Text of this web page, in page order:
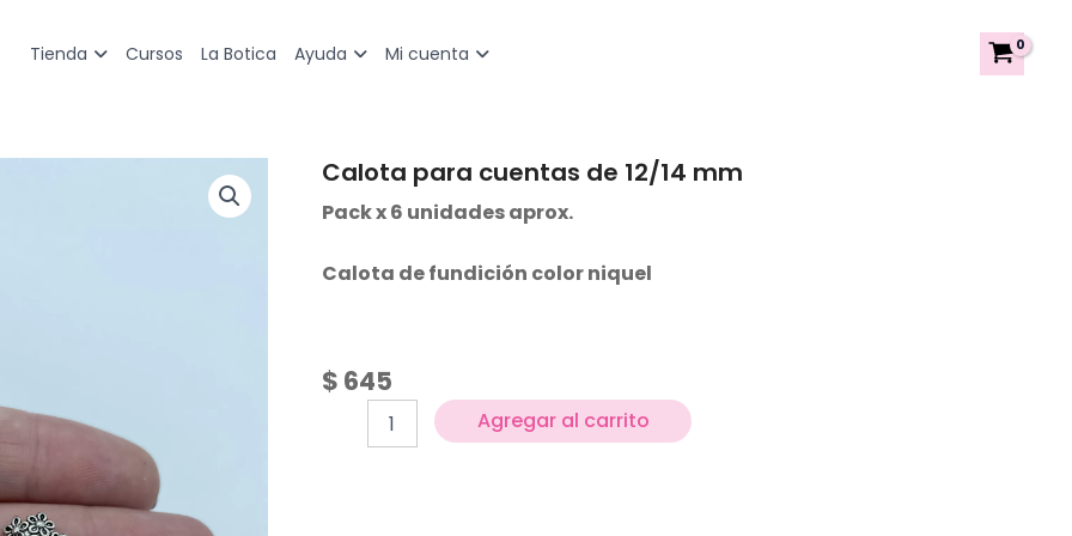
Tienda Cursos La Botica Ayuda Mi cuenta
Calota para cuentas de 12/14 mm
Pack x 6 unidades aprox.
Calota de fundición color niquel
$ 645
Calota
cuentas
12/14
Agregar al carrito